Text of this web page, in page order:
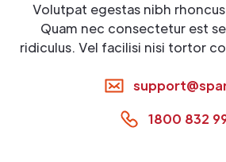
Volutpat egestas nibh
Quam nec consectetur est
ridiculus. Vel facilisi nisi tortor
1800 832